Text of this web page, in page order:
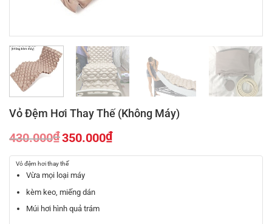
Vỏ Đệm Hơi Thay Thế (Không Máy)
430.000₫
gốc
là:
430.000₫.
350.000₫
hiện
tại
350.000₫.
Vỏ đệm hơi thay thế
Vừa mọi loại máy
kèm keo, miếng dán
Múi hơi hình quả trám